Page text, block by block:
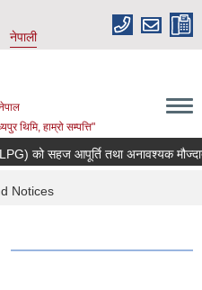
नेपाली
थिमि, हाम्रो सम्पत्ति"
को सहज आपूर्ति तथा अनावश्यक
Notices